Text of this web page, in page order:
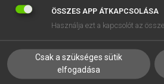
EGYÉNI FELHASZNÁLÓKNAK
TANULÓKNAK
VÁLLALATI MEGOLDÁSOK
SÚGÓ
SÜTI
ÖSSZES APP ÁTKAPCSOLÁSA
Használja ezt a kapcsolót az
Csak a szükséges sütik
elfogadása